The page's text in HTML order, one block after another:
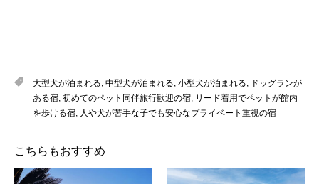
大型犬が泊まれる, 中型犬が泊まれる, 小型犬が泊まれる, ドッグランが
ある宿, 初めてのペット同伴旅行歓迎の宿, リード着用でペットが館内
を歩ける宿, 人や犬が苦手な子でも安心なプライベート重視の宿
こちらもおすすめ